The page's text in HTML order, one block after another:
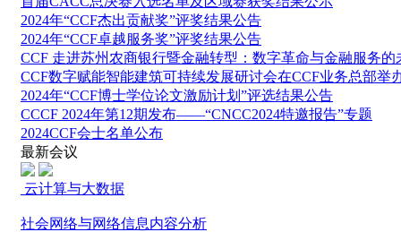
2024年“CCF杰出贡献奖”评奖结果公告
2024年“CCF卓越服务奖”评奖结果公告
CCF 走进苏州农商银行暨金融转型：数字革命与金融服务的
CCF数字赋能智能建筑可持续发展研讨会在CCF业务总部举
2024年“CCF博士学位论文激励计划”评选结果公告
CCCF 2024年第12期发布——“CNCC2024特邀报告”专题
2024CCF会士名单公布
最新会议
云计算与大数据
社会网络与网络信息内容分析